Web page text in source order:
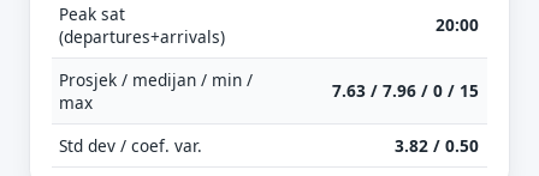
Peak sat
(departures+arrivals)
20:00
Prosjek / medijan / min /
max
7.63 / 7.96 / 0 / 15
Std dev / coef. var. 3.82 / 0.50